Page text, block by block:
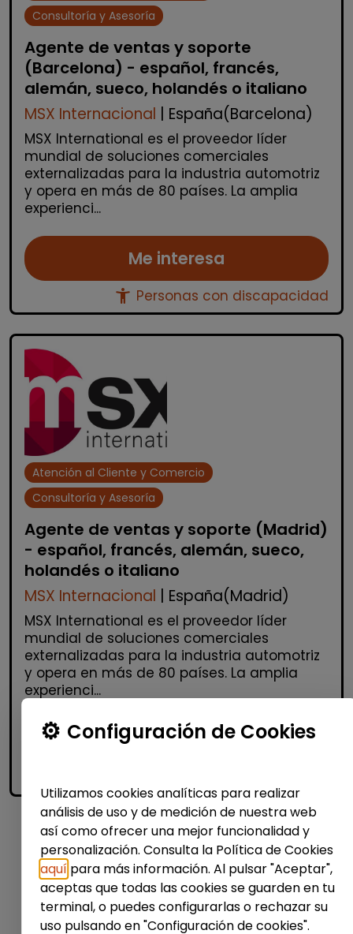
Consultoría y Asesoría
Agente de ventas y soporte
(Barcelona) - español, francés,
alemán, sueco, holandés o italiano
MSX Internacional | España(Barcelona)
MSX International es el proveedor líder
mundial de soluciones comerciales
externalizadas para la industria automotriz
y opera en más de 80 países. La amplia
experienci...
Me interesa
accessibility_new Personas con discapacidad
Atención al Cliente y Comercio
Consultoría y Asesoría
Agente de ventas y soporte (Madrid)
- español, francés, alemán, sueco,
holandés o italiano
MSX Internacional | España(Madrid)
MSX International es el proveedor líder
mundial de soluciones comerciales
externalizadas para la industria automotriz
y opera en más de 80 países. La amplia
experienci...
Me interesa
1
Configuración de Cookies
Utilizamos cookies analíticas para realizar
análisis de uso y de medición de nuestra web
así como ofrecer una mejor funcionalidad y
personalización. Consulta la Política de Cookies
aquí para más información. Al pulsar "Aceptar",
aceptas que todas las cookies se guarden en tu
terminal, o puedes configurarlas o rechazar su
uso pulsando en "Configuración de cookies".